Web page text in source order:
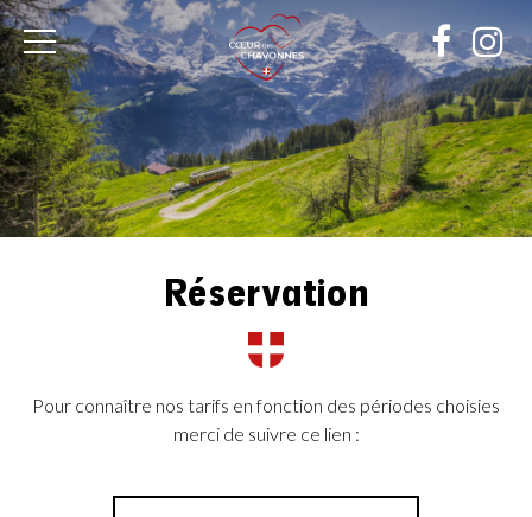
Cœur
des
Chavonnes
Le train traverse un magnifique paysage dans les Alpes - Freepik by
Réservation
Pour connaître nos tarifs en fonction des périodes choisies
merci de suivre ce lien :